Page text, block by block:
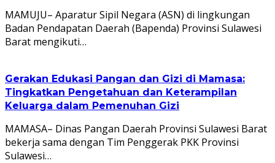
MAMUJU– Aparatur Sipil Negara (ASN) di lingkungan
Badan Pendapatan Daerah (Bapenda) Provinsi Sulawesi
Barat mengikuti…
Gerakan Edukasi Pangan dan Gizi di Mamasa:
Tingkatkan Pengetahuan dan Keterampilan
Keluarga dalam Pemenuhan Gizi
MAMASA– Dinas Pangan Daerah Provinsi Sulawesi Barat
bekerja sama dengan Tim Penggerak PKK Provinsi
Sulawesi…